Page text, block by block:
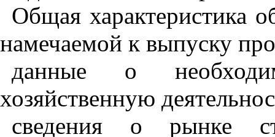
Общая характеристика
намечаемой к выпуску
данные о
хозяйственную
сведения о рынке